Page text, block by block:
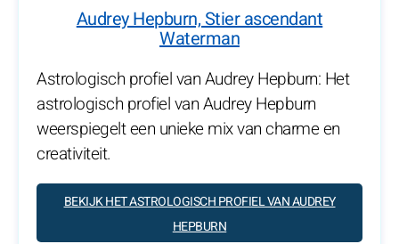
Audrey Hepburn, Stier ascendant
Waterman
Astrologisch profiel van Audrey Hepburn: Het
astrologisch profiel van Audrey Hepburn
weerspiegelt een unieke mix van charme en
creativiteit.
BEKIJK HET ASTROLOGISCH PROFIEL VAN AUDREY
HEPBURN